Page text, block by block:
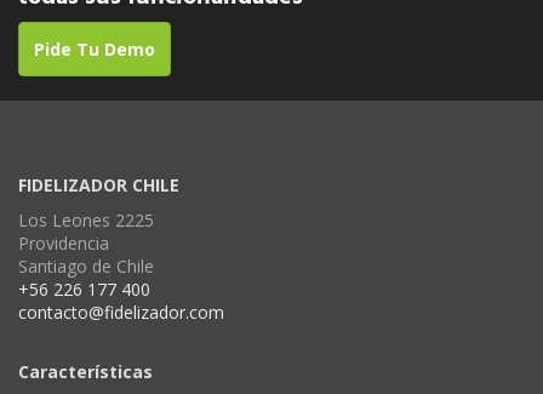
Pide Tu Demo
FIDELIZADOR CHILE
Los Leones 2225
Providencia
Santiago de Chile
+56 226 177 400
contacto@fidelizador.com
Características